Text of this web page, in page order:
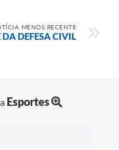
MENOS RECENTE
DEFESA CIVIL
Esportes